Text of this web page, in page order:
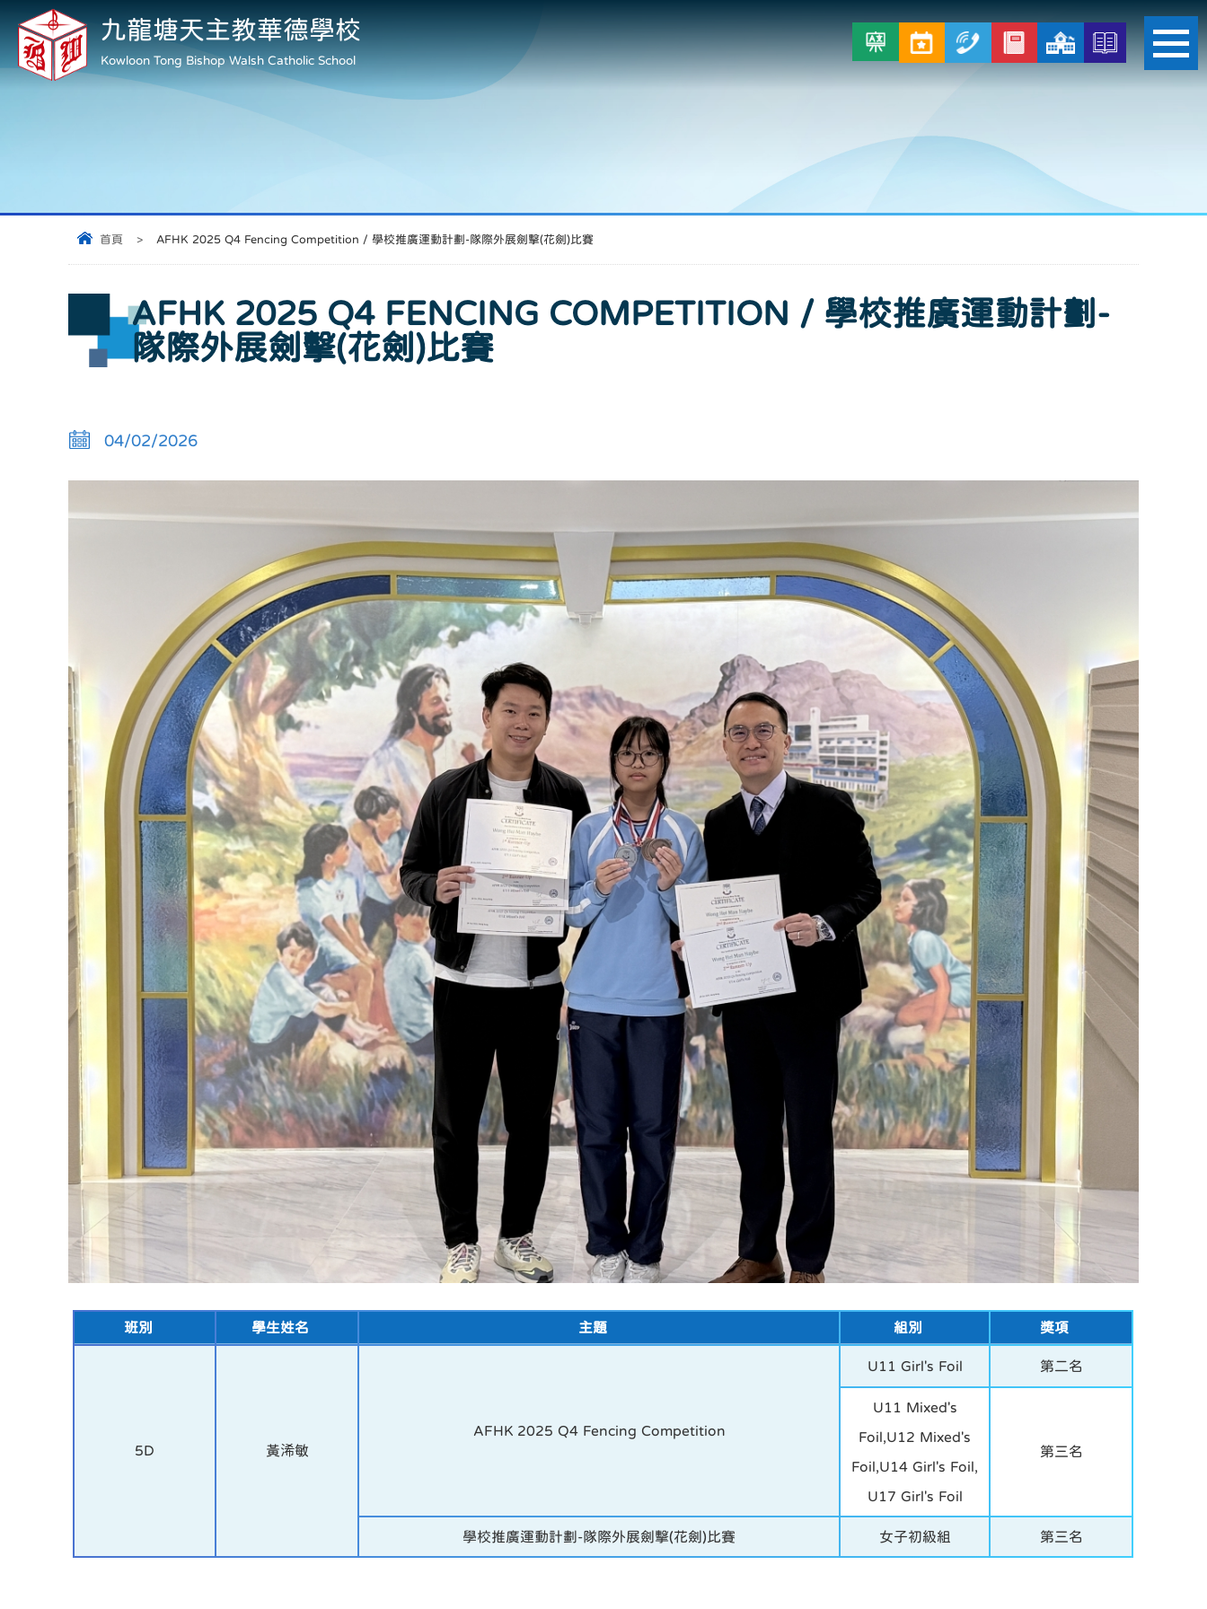
九龍塘天主教華德學校
Kowloon Tong Bishop Walsh Catholic School
首頁 > AFHK 2025 Q4 Fencing Competition / 學校推廣運動計劃-隊際外展劍擊(花劍)比賽
AFHK 2025 Q4 FENCING COMPETITION / 學校推廣運動計劃-
隊際外展劍擊(花劍)比賽
04/02/2026
班別 學生姓名 主題 組別 獎項
5D 黃浠敏
AFHK 2025 Q4 Fencing Competition
U11 Girl's Foil 第二名
U11 Mixed's
Foil,U12 Mixed's
Foil,U14 Girl's Foil,
U17 Girl's Foil
第三名
學校推廣運動計劃-隊際外展劍擊(花劍)比賽 女子初級組 第三名